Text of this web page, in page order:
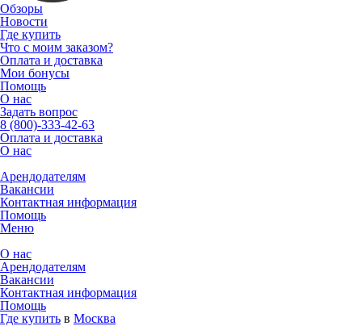
Обзоры
Новости
Где купить
Что с моим заказом?
Оплата и доставка
Мои бонусы
Помощь
О нас
Задать вопрос
8 (800)-333-42-63
Оплата и доставка
О нас
Арендодателям
Вакансии
Контактная информация
Помощь
Меню
О нас
Арендодателям
Вакансии
Контактная информация
Помощь
Где купить в Москва